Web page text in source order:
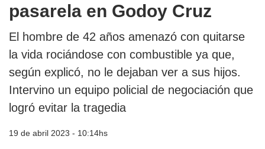
pasarela en Godoy Cruz
El hombre de 42 años amenazó con quitarse
la vida rociándose con combustible ya que,
según explicó, no le dejaban ver a sus hijos.
Intervino un equipo policial de negociación que
logró evitar la tragedia
19 de abril 2023 - 10:14hs